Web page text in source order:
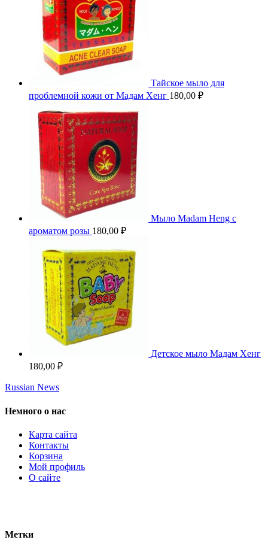
Тайское мыло для
проблемной кожи от Мадам Хенг 180,00 ₽
Мыло Madam Heng с
ароматом розы 180,00 ₽
Детское мыло Мадам Хенг
180,00 ₽
Russian News
Немного о нас
Карта сайта
Контакты
Корзина
Мой профиль
О сайте
Метки